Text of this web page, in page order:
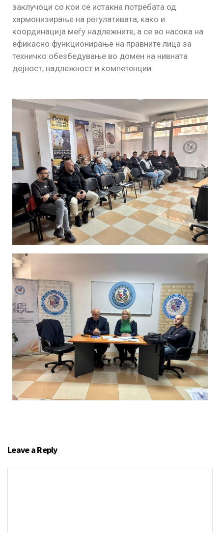
заклучоци со кои се истакна потребата од
хармонизирање на регулативата, како и
координација меѓу надлежните, а се во насока на
ефикасно функционирање на правните лица за
техничко обезбедување во домен на нивната
дејност, надлежност и компетенции.
Leave a Reply